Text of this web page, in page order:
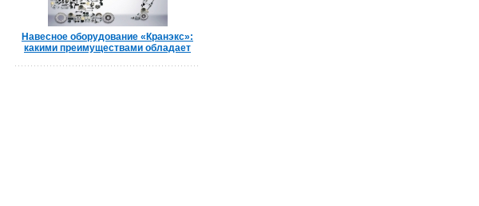
Навесное оборудование «Кранэкс»:
какими преимуществами обладает